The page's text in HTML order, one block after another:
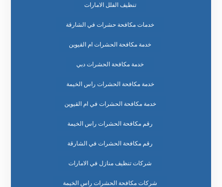
تنظيف الفلل الامارات
خدمات مكافحة حشرات في الشارقة
خدمة مكافحة الحشرات ام القيوين
خدمة مكافحة الحشرات دبي
خدمة مكافحة الحشرات راس الخيمة
خدمة مكافحة الحشرات في ام القيوين
رقم مكافحة الحشرات راس الخيمة
رقم مكافحة الحشرات في الشارقة
شركات تنظيف منازل في الامارات
شركات مكافحة الحشرات راس الخيمة